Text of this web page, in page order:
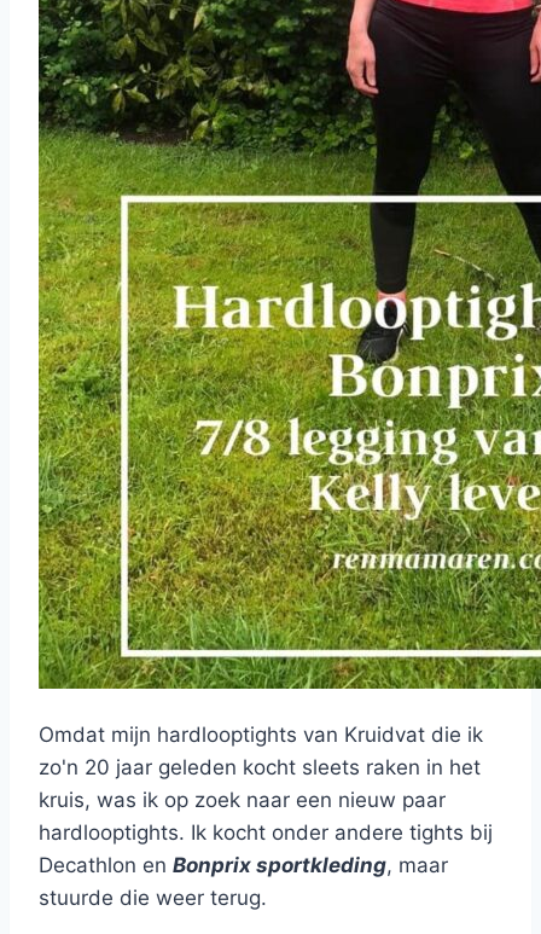
Omdat mijn hardlooptights van Kruidvat die ik
zo'n 20 jaar geleden kocht sleets raken in het
kruis, was ik op zoek naar een nieuw paar
hardlooptights. Ik kocht onder andere tights bij
Decathlon en Bonprix sportkleding, maar
stuurde die weer terug.